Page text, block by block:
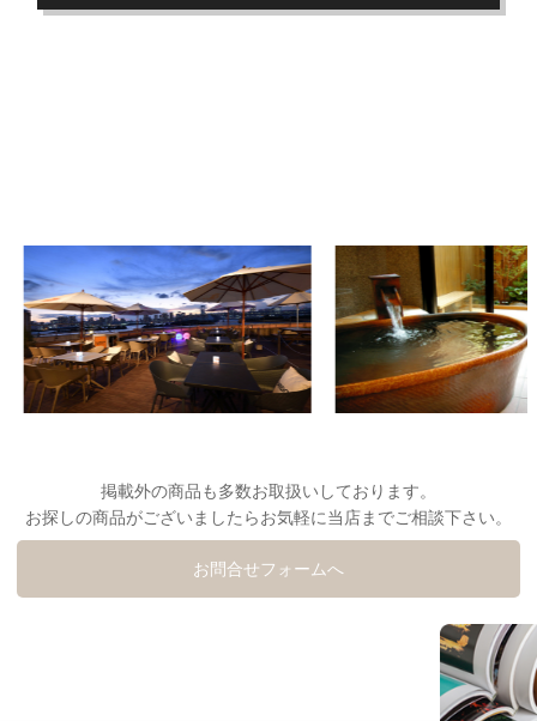
掲載外の商品も多数お取扱いしております。
お探しの商品がございましたらお気軽に当店までご相談下さい。
お問合せフォームへ